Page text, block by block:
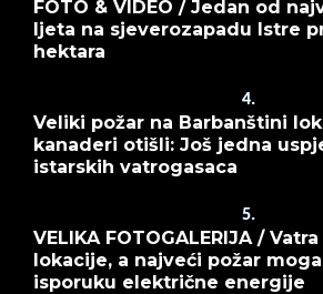
FOTO & VIDEO / Jedan od
ljeta na sjeverozapadu Istre
hektara
4.
Veliki požar na Barbanštini
kanaderi otišli: Još jedna
istarskih vatrogasaca
5.
VELIKA FOTOGALERIJA /
lokacije, a najveći požar
isporuku električne energije